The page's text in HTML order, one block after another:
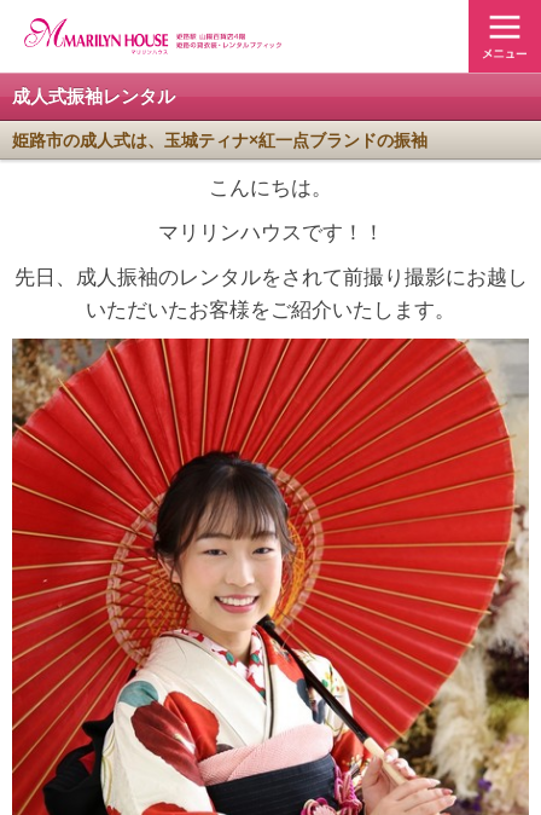
成人式振袖レンタル
姫路市の成人式は、玉城ティナ×紅一点ブランドの振袖
こんにちは。
マリリンハウスです！！
先日、成人振袖のレンタルをされて前撮り撮影にお越し
いただいたお客様をご紹介いたします。